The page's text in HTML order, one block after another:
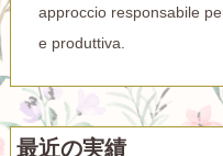
approccio responsabile
e produttiva.
最近の実績